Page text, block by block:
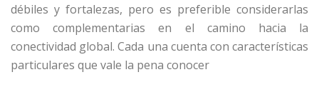
débiles y fortalezas, pero es preferible considerarlas
como complementarias en el camino hacia la
conectividad global. Cada una cuenta con características
particulares que vale la pena conocer